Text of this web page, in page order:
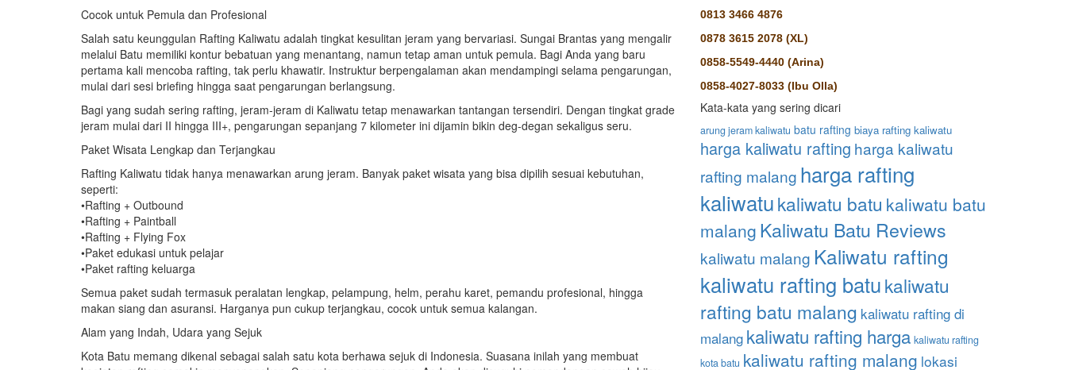
Cocok untuk Pemula dan Profesional
Salah satu keunggulan Rafting Kaliwatu adalah tingkat kesulitan jeram yang bervariasi. Sungai Brantas yang mengalir
melalui Batu memiliki kontur bebatuan yang menantang, namun tetap aman untuk pemula. Bagi Anda yang baru
pertama kali mencoba rafting, tak perlu khawatir. Instruktur berpengalaman akan mendampingi selama pengarungan,
mulai dari sesi briefing hingga saat pengarungan berlangsung.
Bagi yang sudah sering rafting, jeram-jeram di Kaliwatu tetap menawarkan tantangan tersendiri. Dengan tingkat grade
jeram mulai dari II hingga III+, pengarungan sepanjang 7 kilometer ini dijamin bikin deg-degan sekaligus seru.
Paket Wisata Lengkap dan Terjangkau
Rafting Kaliwatu tidak hanya menawarkan arung jeram. Banyak paket wisata yang bisa dipilih sesuai kebutuhan,
seperti:
•Rafting + Outbound
•Rafting + Paintball
•Rafting + Flying Fox
•Paket edukasi untuk pelajar
•Paket rafting keluarga
Semua paket sudah termasuk peralatan lengkap, pelampung, helm, perahu karet, pemandu profesional, hingga
makan siang dan asuransi. Harganya pun cukup terjangkau, cocok untuk semua kalangan.
Alam yang Indah, Udara yang Sejuk
Kota Batu memang dikenal sebagai salah satu kota berhawa sejuk di Indonesia. Suasana inilah yang membuat
0813 3466 4876
0878 3615 2078 (XL)
0858-5549-4440 (Arina)
0858-4027-8033 (Ibu Olla)
Kata-kata yang sering dicari
arung jeram kaliwatu batu rafting biaya rafting kaliwatu
harga kaliwatu rafting harga kaliwatu
rafting malang harga rafting
kaliwatukaliwatu batu kaliwatu batu
malang Kaliwatu Batu Reviews
kaliwatu malang Kaliwatu rafting
kaliwatu rafting batukaliwatu
rafting batu malang kaliwatu rafting di
malang kaliwatu rafting harga kaliwatu rafting
kota batu kaliwatu rafting malang lokasi